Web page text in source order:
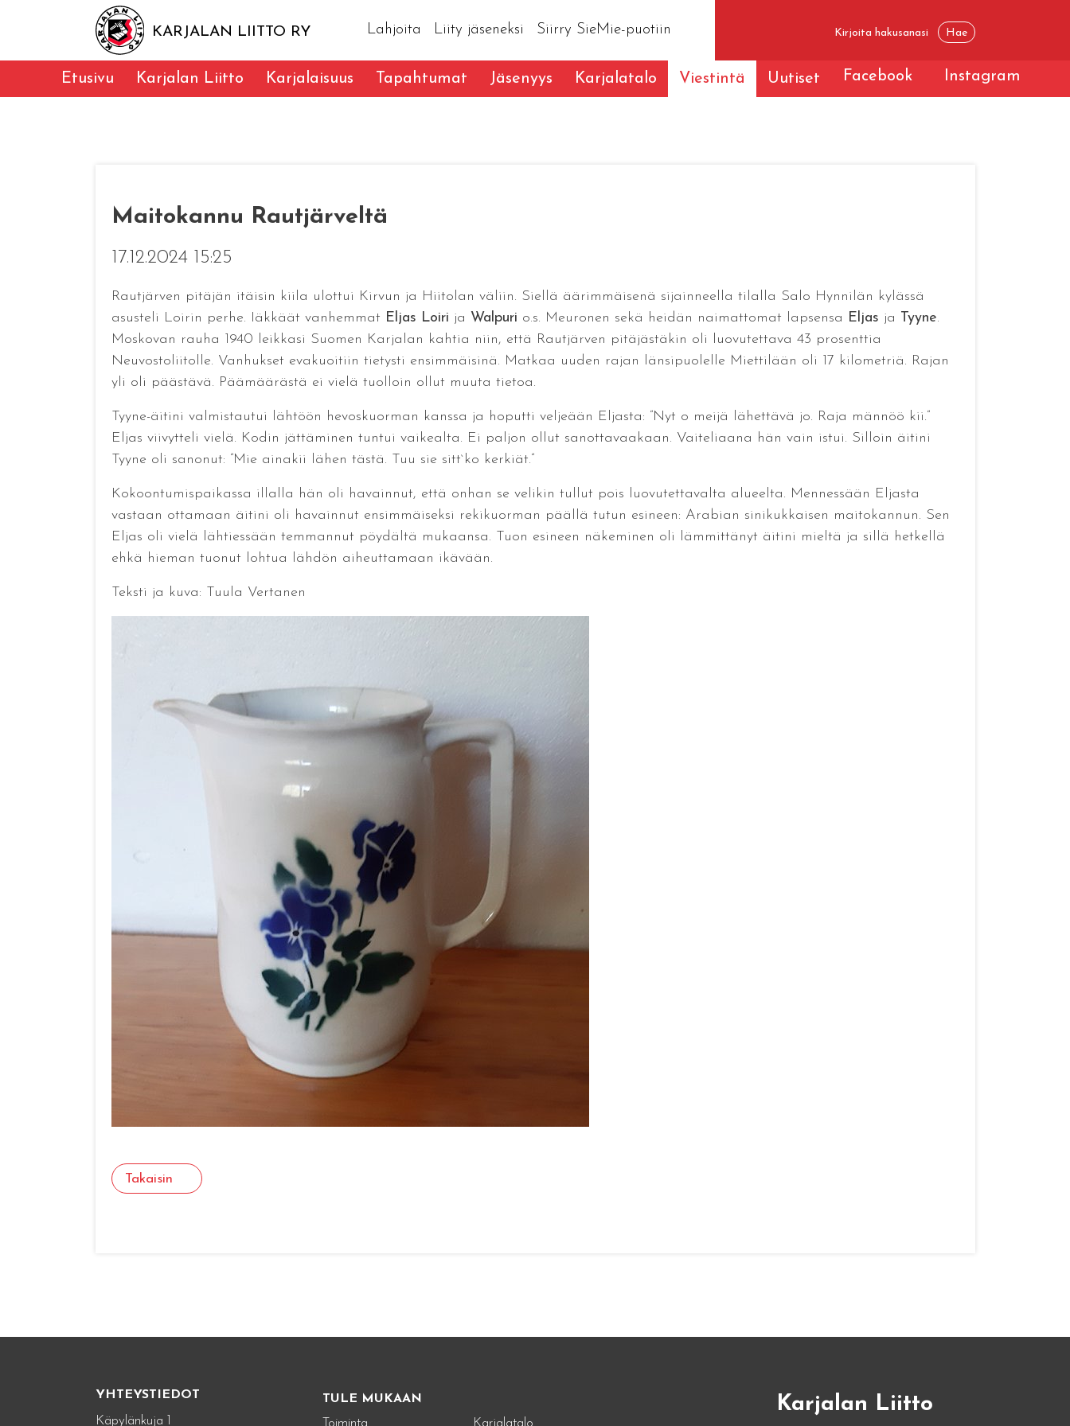
KARJALAN LIITTO RY Lahjoita Liity jäseneksi Siirry SieMie-puotiin
Etusivu Karjalan Liitto Karjalaisuus Tapahtumat Jäsenyys Karjalatalo Viestintä Uutiset Facebook Instagram
Maitokannu Rautjärveltä
17.12.2024 15:25
Rautjärven pitäjän itäisin kiila ulottui Kirvun ja Hiitolan väliin. Siellä äärimmäisenä sijainneella tilalla Salo Hynnilän kylässä
asusteli Loirin perhe. Iäkkäät vanhemmat Eljas Loiri ja Walpuri o.s. Meuronen sekä heidän naimattomat lapsensa Eljas ja Tyyne.
Moskovan rauha 1940 leikkasi Suomen Karjalan kahtia niin, että Rautjärven pitäjästäkin oli luovutettava 43 prosenttia
Neuvostoliitolle. Vanhukset evakuoitiin tietysti ensimmäisinä. Matkaa uuden rajan länsipuolelle Miettilään oli 17 kilometriä. Rajan
yli oli päästävä. Päämäärästä ei vielä tuolloin ollut muuta tietoa.
Tyyne-äitini valmistautui lähtöön hevoskuorman kanssa ja hoputti veljeään Eljasta: ”Nyt o meijä lähettävä jo. Raja männöö kii.”
Eljas viivytteli vielä. Kodin jättäminen tuntui vaikealta. Ei paljon ollut sanottavaakaan. Vaiteliaana hän vain istui. Silloin äitini
Tyyne oli sanonut: ”Mie ainakii lähen tästä. Tuu sie sitt`ko kerkiät.”
Kokoontumispaikassa illalla hän oli havainnut, että onhan se velikin tullut pois luovutettavalta alueelta. Mennessään Eljasta
vastaan ottamaan äitini oli havainnut ensimmäiseksi rekikuorman päällä tutun esineen: Arabian sinikukkaisen maitokannun. Sen
Eljas oli vielä lähtiessään temmannut pöydältä mukaansa. Tuon esineen näkeminen oli lämmittänyt äitini mieltä ja sillä hetkellä
ehkä hieman tuonut lohtua lähdön aiheuttamaan ikävään.
Teksti ja kuva: Tuula Vertanen
Takaisin
YHTEYSTIEDOT
Käpylänkuja 1
TULE MUKAAN Karjalan Liitto